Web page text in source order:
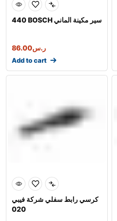
440 BOSCH سير مكينة الماني
ر.س86.00
Add to cart
كرسي رابط سفلي شركة فيبي
020